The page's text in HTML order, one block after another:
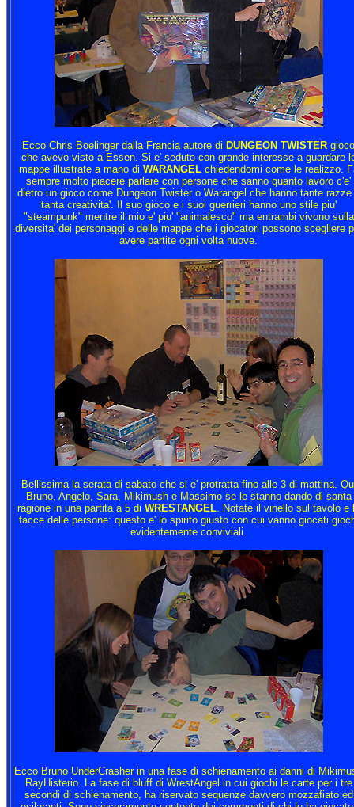
Ecco Chris Boelinger dalla Francia autore di DUNGEON TWISTER gioco
che avevo visto a Essen. Si e' seduto con grande interesse a guardare
mappe illustrate a mano di WARANGEL chiedendomi come le realizzo.
sempre molto piacere parlare con persone che sanno quanto lavoro c'e'
dietro un gioco come Dungeon Twister o Warangel che hanno tante razze
tanta creativita'. Il suo gioco e i suoi guerrieri hanno uno stile piu'
"steampunk" mentre il mio e' piu' "animalesco" ma entrambi vivono sulla
diversita' dei personaggi e delle mappe che i giocatori possono scegliere
avere partite ogni volta nuove.
Bellissima la serata di sabato che si e' protratta fino alle 3 di mattina.
Bruno, Angelo, Sara, Mikimush e Massimo se le stanno dando di santa
ragione in una partita a 5 di WRESTANGEL. Notate il vinello sul tavolo e
facce delle persone: questo e' lo spirito giusto con cui vanno giocati
evidentemente conviviali.
Ecco Bruno UnderCrasher in una fase di schienamento ai danni di
RayHisterio. La fase di bluff di WrestAngel in cui giochi le carte per i tre
secondi di schienamento, ha riservato sequenze davvero mozzafiato ed